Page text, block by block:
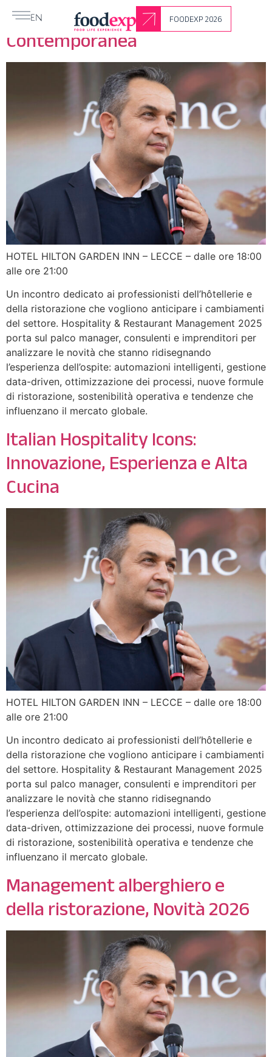
EN FOODEXP 2026
L’Arte dell’Ospitalità
Contemporanea
HOTEL HILTON GARDEN INN – LECCE – dalle ore 18:00
alle ore 21:00
Un incontro dedicato ai professionisti dell’hôtellerie e
della ristorazione che vogliono anticipare i cambiamenti
del settore. Hospitality & Restaurant Management 2025
porta sul palco manager, consulenti e imprenditori per
analizzare le novità che stanno ridisegnando
l’esperienza dell’ospite: automazioni intelligenti, gestione
data-driven, ottimizzazione dei processi, nuove formule
di ristorazione, sostenibilità operativa e tendenze che
influenzano il mercato globale.
Italian Hospitality Icons:
Innovazione, Esperienza e Alta
Cucina
HOTEL HILTON GARDEN INN – LECCE – dalle ore 18:00
alle ore 21:00
Un incontro dedicato ai professionisti dell’hôtellerie e
della ristorazione che vogliono anticipare i cambiamenti
del settore. Hospitality & Restaurant Management 2025
porta sul palco manager, consulenti e imprenditori per
analizzare le novità che stanno ridisegnando
l’esperienza dell’ospite: automazioni intelligenti, gestione
data-driven, ottimizzazione dei processi, nuove formule
di ristorazione, sostenibilità operativa e tendenze che
influenzano il mercato globale.
Management alberghiero e
della ristorazione, Novità 2026